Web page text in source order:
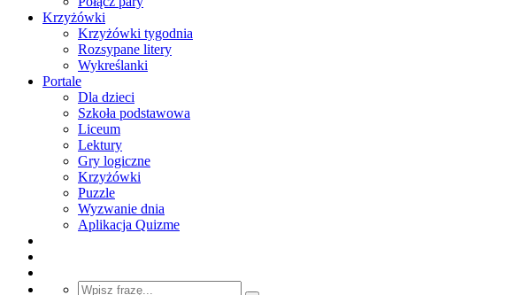
Krzyżówki
Krzyżówki tygodnia
Rozsypane litery
Wykreślanki
Portale
Dla dzieci
Szkoła podstawowa
Liceum
Lektury
Gry logiczne
Krzyżówki
Puzzle
Wyzwanie dnia
Aplikacja Quizme